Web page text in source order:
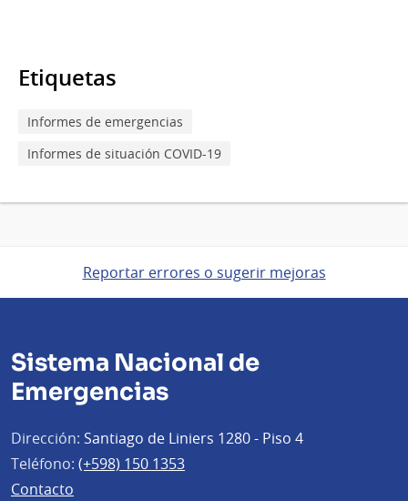
Etiquetas
Informes de emergencias
Informes de situación COVID-19
Reportar errores o sugerir mejoras
Sistema Nacional de
Emergencias
Dirección: Santiago de Liniers 1280 - Piso 4
Teléfono: (+598) 150 1353
Contacto